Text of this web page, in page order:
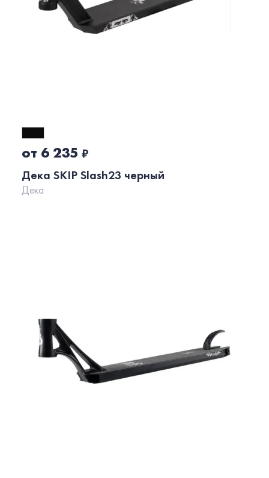
от 6 235 ₽
Дека SKIP Slash23 черный
Дека